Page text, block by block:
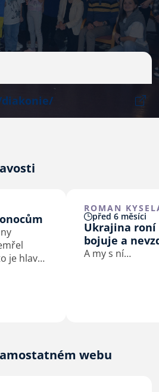
diakonie/
je hlavní
ROMAN
před 6 měsíci
Ukrajina roní
bojuje a
A my s ní…
webu